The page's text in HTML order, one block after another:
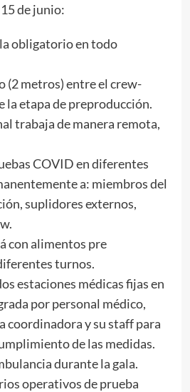
de junio:
obligatorio en todo
(2 metros) entre el crew-
la etapa de preproducción.
trabaja de manera remota,
COVID en diferentes
a: miembros del
suplidores externos,
con alimentos pre
turnos.
estaciones médicas fijas en
por personal médico,
coordinadora y su staff para
de las medidas.
durante la gala.
operativos de prueba